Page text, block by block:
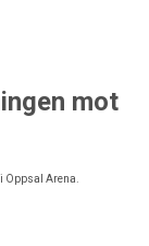
mot
Oppsal Arena.